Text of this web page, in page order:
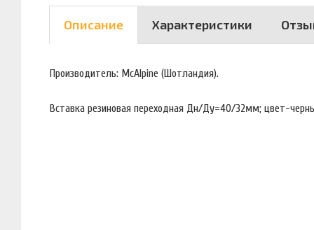
Описание Характеристики
Производитель: McAlpine (Шотландия).
Вставка резиновая переходная Дн/Ду=40/32мм; цвет-